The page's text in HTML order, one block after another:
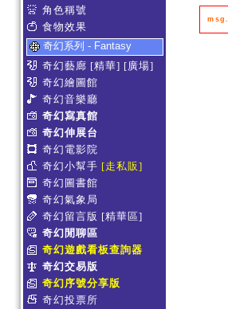
角色稱號
食物效果
奇幻系列 - Fantasy
奇幻藝廊 [精華] [廣場]
奇幻繪圖館
奇幻音樂廳
奇幻寫真館
奇幻伸展台
奇幻電影院
奇幻小幫手 [走私販]
奇幻圖書館
奇幻氣象局
奇幻留言版 [精華區]
奇幻閒聊區
奇幻遊戲看板查詢器
奇幻交易版
奇幻序號分享版
奇幻投票所
msg.